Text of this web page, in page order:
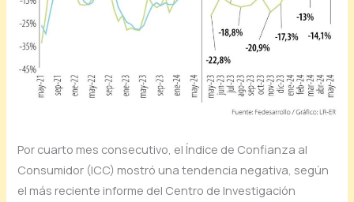
Por cuarto mes consecutivo, el Índice de Confianza al
Consumidor (ICC) mostró una tendencia negativa, según
el más reciente informe del Centro de Investigación